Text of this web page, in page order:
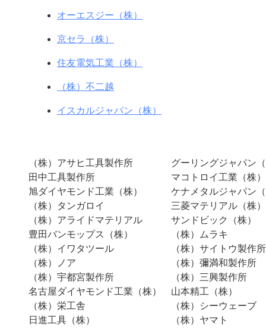
オーエスジー（株）
京セラ（株）
住友電気工業（株）
（株）不二越
イスカルジャパン（株）
（株）アサヒ工具製作所
グーリングジャパン
田中工具製作所
マコトロイ工業（株）
旭ダイヤモンド工業（株）
ケナメタルジャパン
（株）タンガロイ
三菱マテリアル（株）
（株）アライドマテリアル
サンドビック（株）
豊田バンモップス（株）
（株）ムラキ
（株）イワタツール
（株）サイトウ製作所
（株）ノア
（株）彌満和製作所
（株）宇都宮製作所
（株）三興製作所
名古屋ダイヤモンド工業（株）
山本精工（株）
（株）栄工舎
（株）シーウェーブ
日進工具（株）
（株）ヤマト